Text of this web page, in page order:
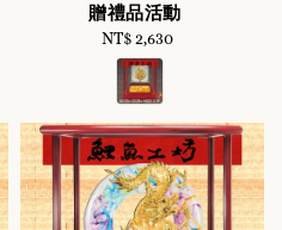
贈禮品活動
Regular
price
NT$ 2,630